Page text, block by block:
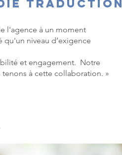
Traduction
l'agence à un moment
qu'un niveau d’exigence
et engagement. Notre
à cette collaboration. »